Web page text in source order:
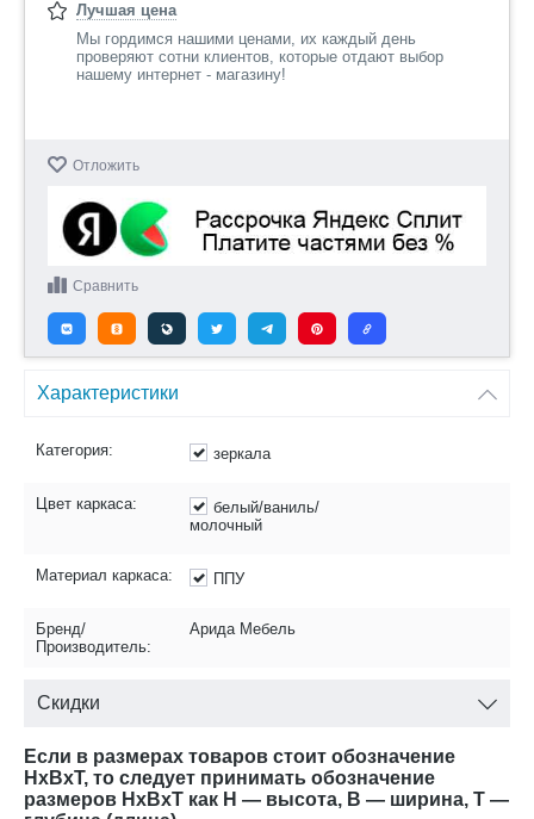
Лучшая цена
Мы гордимся нашими ценами, их каждый день
проверяют сотни клиентов, которые отдают выбор
нашему интернет - магазину!
Отложить
Сравнить
Характеристики
Категория: зеркала
Цвет каркаса:
белый/ваниль/
молочный
Материал каркаса: ППУ
Бренд/
Производитель:
Арида Мебель
Скидки
Если в размерах товаров стоит обозначение
HxBxT, то следует принимать обозначение
размеров HxBxT как H — высота, B — ширина, T —